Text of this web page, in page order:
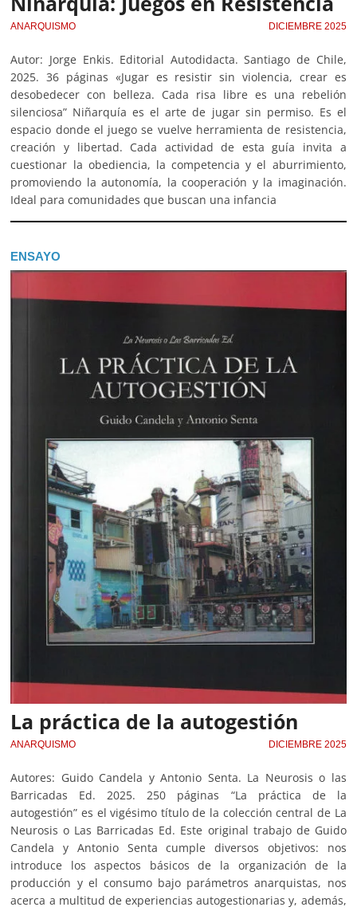
ANARQUISMO DICIEMBRE 2025
Autor: Jorge Enkis. Editorial Autodidacta. Santiago de Chile,
2025. 36 páginas «Jugar es resistir sin violencia, crear es
desobedecer con belleza. Cada risa libre es una rebelión
silenciosa” Niñarquía es el arte de jugar sin permiso. Es el
espacio donde el juego se vuelve herramienta de resistencia,
creación y libertad. Cada actividad de esta guía invita a
cuestionar la obediencia, la competencia y el aburrimiento,
promoviendo la autonomía, la cooperación y la imaginación.
Ideal para comunidades que buscan una infancia
ENSAYO
La práctica de la autogestión
ANARQUISMO DICIEMBRE 2025
Autores: Guido Candela y Antonio Senta. La Neurosis o las
Barricadas Ed. 2025. 250 páginas “La práctica de la
autogestión” es el vigésimo título de la colección central de La
Neurosis o Las Barricadas Ed. Este original trabajo de Guido
Candela y Antonio Senta cumple diversos objetivos: nos
introduce los aspectos básicos de la organización de la
producción y el consumo bajo parámetros anarquistas, nos
acerca a multitud de experiencias autogestionarias y, además,